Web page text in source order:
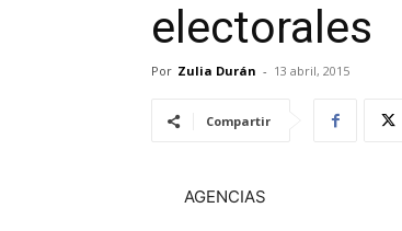
electorales
Por Zulia Durán - 13 abril, 2015
Compartir
AGENCIAS